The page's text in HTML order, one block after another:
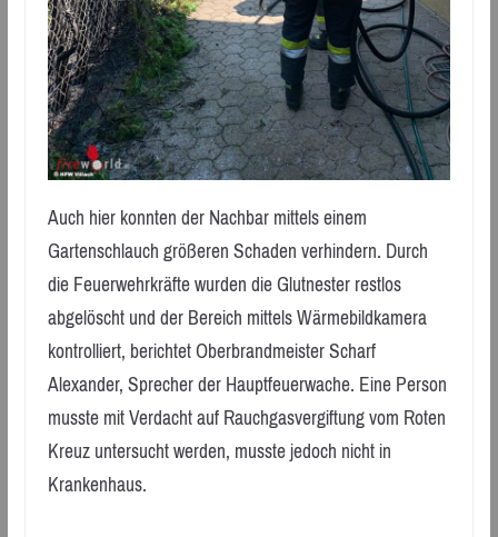
Auch hier konnten der Nachbar mittels einem
Gartenschlauch größeren Schaden verhindern. Durch
die Feuerwehrkräfte wurden die Glutnester restlos
abgelöscht und der Bereich mittels Wärmebildkamera
kontrolliert, berichtet Oberbrandmeister Scharf
Alexander, Sprecher der Hauptfeuerwache. Eine Person
musste mit Verdacht auf Rauchgasvergiftung vom Roten
Kreuz untersucht werden, musste jedoch nicht in
Krankenhaus.